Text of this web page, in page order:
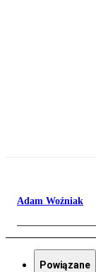
Adam Woźniak
Powiązane